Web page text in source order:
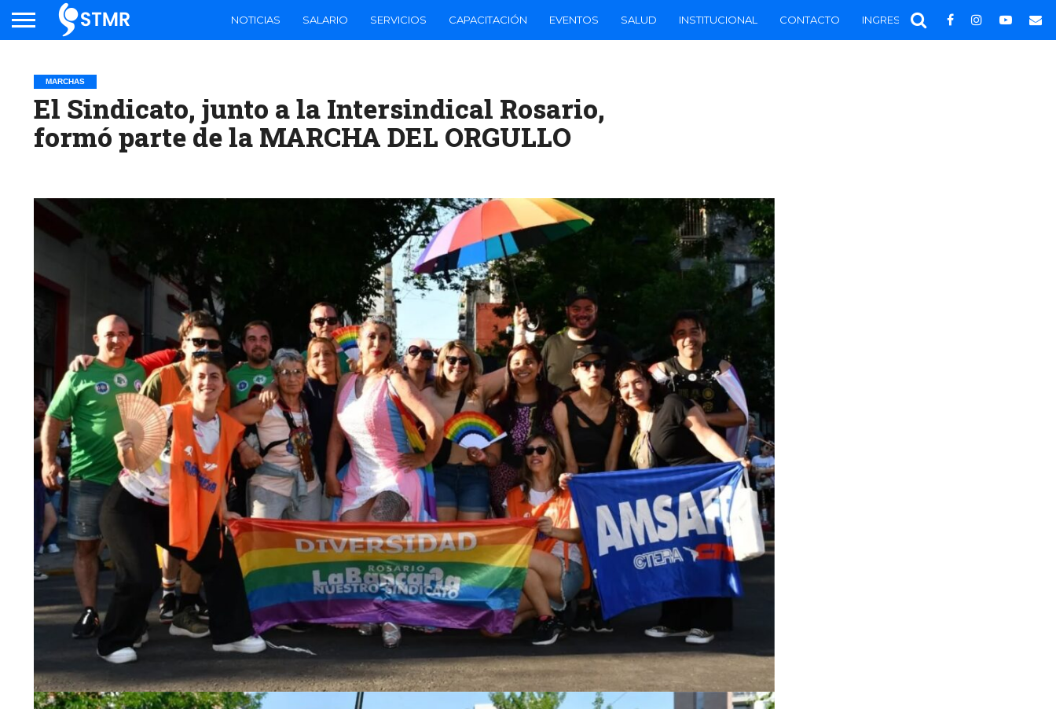
NOTICIAS SALARIO SERVICIOS CAPACITACIÓN EVENTOS SALUD INSTITUCIONAL CONTACTO INGRESAR
MARCHAS
El Sindicato, junto a la Intersindical Rosario,
formó parte de la MARCHA DEL ORGULLO